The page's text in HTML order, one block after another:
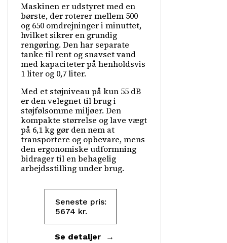
Maskinen er udstyret med en
børste, der roterer mellem 500
og 650 omdrejninger i minuttet,
hvilket sikrer en grundig
rengøring. Den har separate
tanke til rent og snavset vand
med kapaciteter på henholdsvis
1 liter og 0,7 liter.
Med et støjniveau på kun 55 dB
er den velegnet til brug i
støjfølsomme miljøer. Den
kompakte størrelse og lave vægt
på 6,1 kg gør den nem at
transportere og opbevare, mens
den ergonomiske udformning
bidrager til en behagelig
arbejdsstilling under brug.
Seneste pris:
5674 kr.
Se detaljer